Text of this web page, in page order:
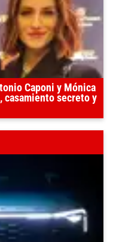
Caponi y Mónica
casamiento secreto y